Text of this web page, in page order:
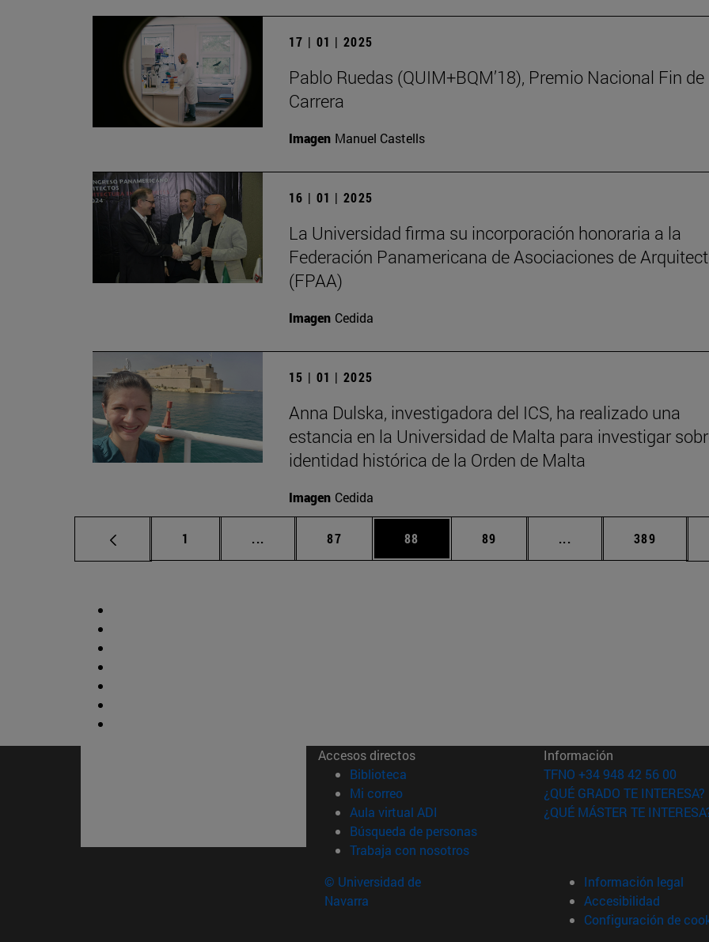
17 | 01 | 2025
Pablo Ruedas (QUIM+BQM’18), Premio Nacional Fin de
Carrera
Imagen Manuel Castells
16 | 01 | 2025
La Universidad firma su incorporación honoraria a la
Federación Panamericana de Asociaciones de
(FPAA)
Imagen Cedida
15 | 01 | 2025
Anna Dulska, investigadora del ICS, ha realizado una
estancia en la Universidad de Malta para investigar
identidad histórica de la Orden de Malta
Imagen Cedida
Página
1 ... Páginas intermedias Use TAB para desplazarse.
Página
87 Página
88 Página
89 ... Páginas intermedias
Página
389
Accesos directos
Biblioteca (abre en nueva ventana)
Mi correo(abre en nueva ventana)
Aula virtual ADI (abre en nueva ventana)
Búsqueda de personas(abre en nueva ventana)
Trabaja con nosotros(abre en nueva ventana)
Información
TFNO +34 948 42 56 00
¿QUÉ GRADO TE INTERESA?
¿QUÉ MÁSTER TE
© Universidad de
Navarra
Información legal
Accesibilidad
Configuración de